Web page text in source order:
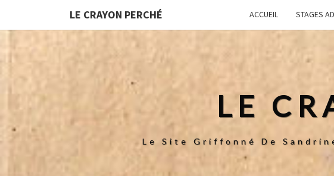
LE CRAYON PERCHÉ ACCUEIL STAGES
LE
Le Site Griffonné De